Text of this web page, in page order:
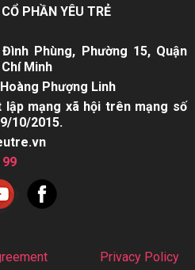
PHẦN YÊU TRẺ
Phùng, Phường 15, Quận
Minh
Phượng Linh
lập mạng xã hội trên mạng số
10/2015.
99
Privacy Policy